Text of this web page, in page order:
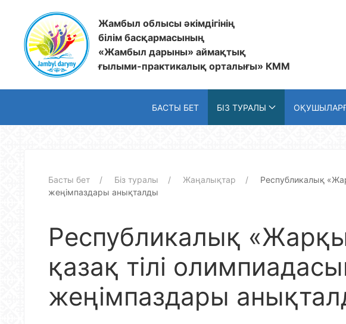
Жамбыл облысы әкімдігінің
білім басқармасының
«Жамбыл дарыны» аймақтық
ғылыми-практикалық орталығы» КММ
БАСТЫ БЕТ БІЗ ТУРАЛЫ
Басты бет Біз туралы Жаңалықтар
Республикалық
жеңімпаздары анықталды
Республикалық
қазақ тілі
жеңімпаздары